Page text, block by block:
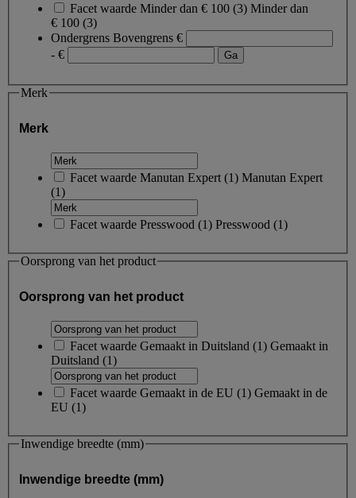
Facet waarde Minder dan € 100 (3) Minder dan
€ 100 (3)
Ondergrens Bovengrens €
- €
Merk
Merk
Facet waarde Manutan Expert (1) Manutan Expert
(1)
Facet waarde Presswood (1) Presswood (1)
Oorsprong van het product
Oorsprong van het product
Facet waarde Gemaakt in Duitsland (1) Gemaakt in
Duitsland (1)
Facet waarde Gemaakt in de EU (1) Gemaakt in de
EU (1)
Inwendige breedte (mm)
Inwendige breedte (mm)